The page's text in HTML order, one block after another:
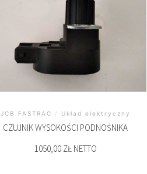
JCB FASTRAC / Układ elektryczny
CZUJNIK WYSOKOŚCI PODNOŚNIKA
1050,00 ZŁ NETTO